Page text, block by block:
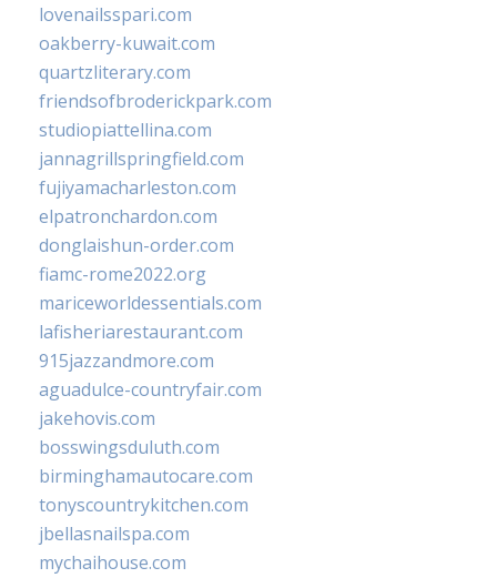
lovenailsspari.com
oakberry-kuwait.com
quartzliterary.com
friendsofbroderickpark.com
studiopiattellina.com
jannagrillspringfield.com
fujiyamacharleston.com
elpatronchardon.com
donglaishun-order.com
fiamc-rome2022.org
mariceworldessentials.com
lafisheriarestaurant.com
915jazzandmore.com
aguadulce-countryfair.com
jakehovis.com
bosswingsduluth.com
birminghamautocare.com
tonyscountrykitchen.com
jbellasnailspa.com
mychaihouse.com